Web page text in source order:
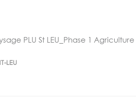
PLU St LEU_Phase 1 Agriculture
LEU